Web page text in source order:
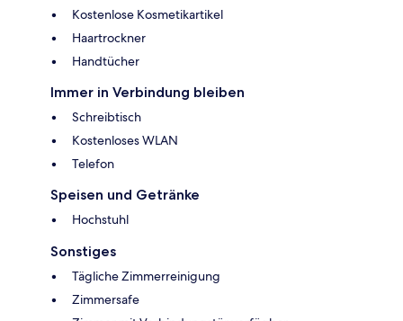
Kostenlose Kosmetikartikel
Haartrockner
Handtücher
Immer in Verbindung bleiben
Schreibtisch
Kostenloses WLAN
Telefon
Speisen und Getränke
Hochstuhl
Sonstiges
Tägliche Zimmerreinigung
Zimmersafe